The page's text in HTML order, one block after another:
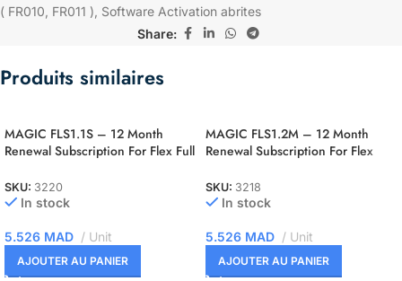
( FR010 FR011 ) Software Activation abrites
Share:
Produits similaires
MAGIC FLS1.1S – 12 Month
Renewal Subscription For Flex Full
SKU: 3220
In stock
5.526 MAD Unit
AJOUTER AU PANIER
MAGIC FLS1.2M – 12 Month
Renewal Subscription For Flex
SKU: 3218
In stock
5.526 MAD Unit
AJOUTER AU PANIER